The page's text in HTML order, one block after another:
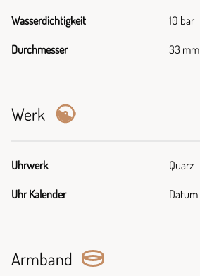
Wasserdichtigkeit 10 bar
Durchmesser 33 mm
Werk
Uhrwerk Quarz
Uhr Kalender Datum
Armband